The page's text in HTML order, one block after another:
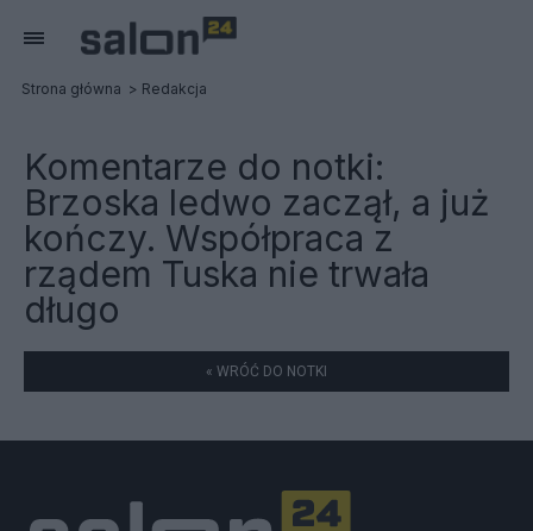
Strona główna Redakcja
Komentarze do notki:
Brzoska ledwo zaczął, a już
kończy. Współpraca z
rządem Tuska nie trwała
długo
« WRÓĆ DO NOTKI